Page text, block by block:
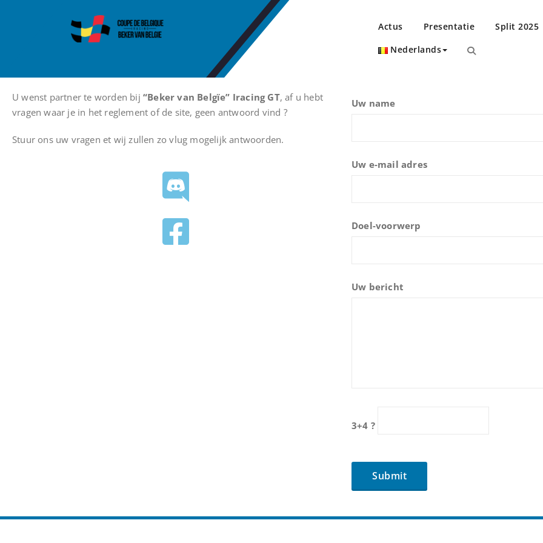
Coupe de Belgique
Iracing Coupe De Belgique Actus Presentatie Split 2025
Nederlands
U wenst partner te worden bij “Beker van Belgïe” Iracing GT, af u hebt
vragen waar je in het reglement of de site, geen antwoord vind ?
Stuur ons uw vragen et wij zullen zo vlug mogelijk antwoorden.
Uw name
Uw e-mail adres
Doel-voorwerp
Uw bericht
3+4 ?